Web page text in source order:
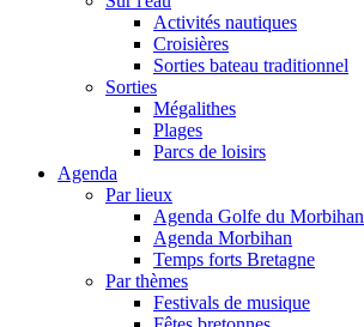
Activités nautiques
Croisières
Sorties bateau traditionnel
Sorties
Mégalithes
Plages
Parcs de loisirs
Agenda
Par lieux
Agenda Golfe du Morbihan
Agenda Morbihan
Temps forts Bretagne
Par thèmes
Festivals de musique